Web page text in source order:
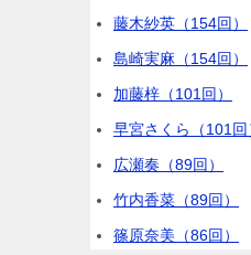
藤木紗英（154回）
島崎実麻（154回）
加藤梓（101回）
早宮さくら（101回
広瀬奏（89回）
竹内香菜（89回）
篠原奈美（86回）